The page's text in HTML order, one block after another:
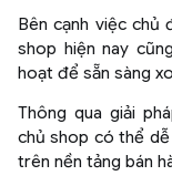
Bên cạnh việc chủ
shop hiện nay
hoạt để sẵn sàng
Thông qua giải
chủ shop có thể
trên nền tảng bán